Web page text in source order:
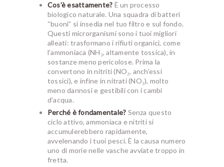
Cos’è esattamente? È un processo
biologico naturale. Una squadra di batteri
“buoni” si insedia nel tuo filtro e sul fondo.
Questi microrganismi sono i tuoi migliori
alleati: trasformano i rifiuti organici, come
l’ammoniaca (NH₃, altamente tossica), in
sostanze meno pericolose. Prima la
convertono in nitriti (NO₂, anch’essi
tossici), e infine in nitrati (NO₃), molto
meno dannosi e gestibili con i cambi
d’acqua.
Perché è fondamentale? Senza questo
ciclo attivo, ammoniaca e nitriti si
accumulerebbero rapidamente,
avvelenando i tuoi pesci. È la causa numero
uno di morie nelle vasche avviate troppo in
fretta.